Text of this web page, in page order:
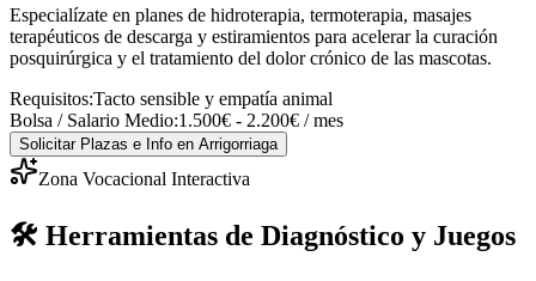
Especialízate en planes de hidroterapia, termoterapia, masajes
terapéuticos de descarga y estiramientos para acelerar la curación
posquirúrgica y el tratamiento del dolor crónico de las mascotas.
Requisitos:Tacto sensible y empatía animal
Bolsa / Salario Medio:1.500€ - 2.200€ / mes
Solicitar Plazas e Info en Arrigorriaga
Zona Vocacional Interactiva
🛠️ Herramientas de Diagnóstico y Juegos